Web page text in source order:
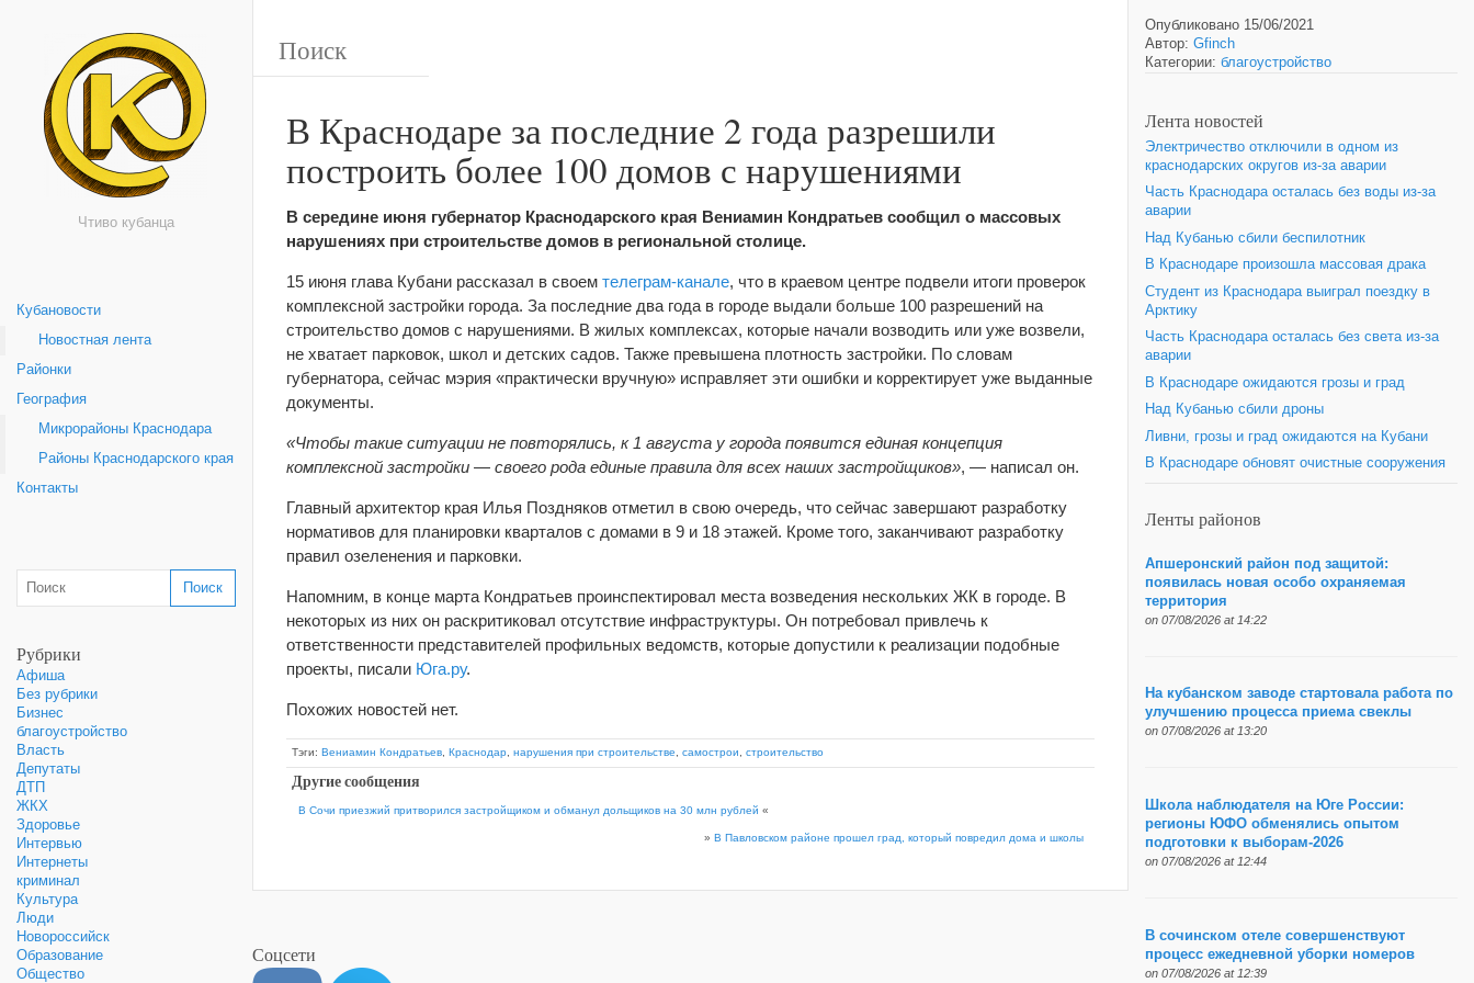
Чтиво кубанца
Кубановости
Новостная лента
Районки
География
Микрорайоны Краснодара
Районы Краснодарского края
Контакты
Рубрики
Афиша
Без рубрики
Бизнес
благоустройство
Власть
Депутаты
ДТП
ЖКХ
Здоровье
Интервью
Интернеты
криминал
Культура
Люди
Новороссийск
Образование
Общество
В Краснодаре за последние 2 года разрешили
построить более 100 домов с нарушениями
В середине июня губернатор Краснодарского края Вениамин Кондратьев сообщил о массовых
нарушениях при строительстве домов в региональной столице.
15 июня глава Кубани рассказал в своем телеграм-канале, что в краевом центре подвели итоги проверок
комплексной застройки города. За последние два года в городе выдали больше 100 разрешений на
строительство домов с нарушениями. В жилых комплексах, которые начали возводить или уже возвели,
не хватает парковок, школ и детских садов. Также превышена плотность застройки. По словам
губернатора, сейчас мэрия «практически вручную» исправляет эти ошибки и корректирует уже выданные
документы.
«Чтобы такие ситуации не повторялись, к 1 августа у города появится единая концепция
комплексной застройки — своего рода единые правила для всех наших застройщиков», — написал он.
Главный архитектор края Илья Поздняков отметил в свою очередь, что сейчас завершают разработку
нормативов для планировки кварталов с домами в 9 и 18 этажей. Кроме того, заканчивают разработку
правил озеленения и парковки.
Напомним, в конце марта Кондратьев проинспектировал места возведения нескольких ЖК в городе. В
некоторых из них он раскритиковал отсутствие инфраструктуры. Он потребовал привлечь к
ответственности представителей профильных ведомств, которые допустили к реализации подобные
проекты, писали Юга.ру.
Похожих новостей нет.
Тэги: Вениамин Кондратьев Краснодар нарушения при строительстве самострои строительство
Другие сообщения
В Сочи приезжий притворился застройщиком и обманул дольщиков на 30 млн рублей «
» В Павловском районе прошел град, который повредил дома и школы
Опубликовано 15/06/2021
Автор: Gfinch
Категории: благоустройство
Лента новостей
Электричество отключили в одном из
краснодарских округов из-за аварии
Часть Краснодара осталась без воды из-за
аварии
Над Кубанью сбили беспилотник
В Краснодаре произошла массовая драка
Студент из Краснодара выиграл поездку в
Арктику
Часть Краснодара осталась без света из-за
аварии
В Краснодаре ожидаются грозы и град
Над Кубанью сбили дроны
Ливни, грозы и град ожидаются на Кубани
В Краснодаре обновят очистные сооружения
Ленты районов
Апшеронский район под защитой:
появилась новая особо охраняемая
территория
on 07/08/2026 at 14:22
На кубанском заводе стартовала работа по
улучшению процесса приема свеклы
on 07/08/2026 at 13:20
Школа наблюдателя на Юге России:
регионы ЮФО обменялись опытом
подготовки к выборам-2026
on 07/08/2026 at 12:44
В сочинском отеле совершенствуют
процесс ежедневной уборки номеров
on 07/08/2026 at 12:39
Соцсети